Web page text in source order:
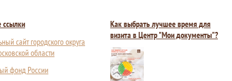
ссылки
сайт городского округа
области
фонд России
Как выбрать лучшее время для
визита в Центр "Мои документы"?